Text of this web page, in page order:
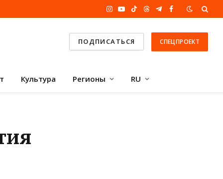
Instagram
YouTube
TikTokThreadsTelegram
Facebook
ПОДПИСАТЬСЯ СПЕЦПРОЕКТ
Культура Регионы RU